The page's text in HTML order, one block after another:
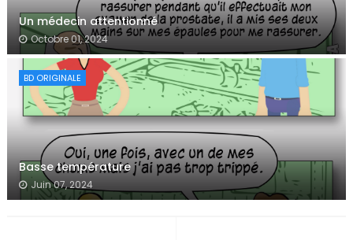
Un médecin attentionné
Octobre 01, 2024
BD ORIGINALE
Basse température
Juin 07, 2024